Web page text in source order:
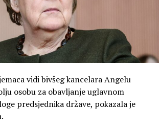
vidi bivšeg kancelara Angelu
osobu za obavljanje uglavnom
predsjednika države, pokazala je